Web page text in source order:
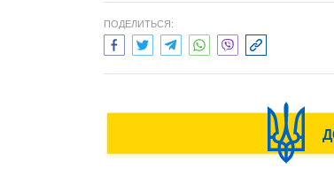
ПОДЕЛИТЬСЯ: